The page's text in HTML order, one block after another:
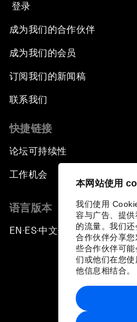
本网站使用
我们使用
容与广告、提
的流量。我们
合作伙伴分享
些合作伙伴可
们或他们在您
他信息相结合。
登录
成为我们的合作伙伴
成为我们的会员
订阅我们的新闻稿
联系我们
快捷链接
论坛可持续性
工作机会
语言版本
EN ▪ES▪中文▪ 日本語